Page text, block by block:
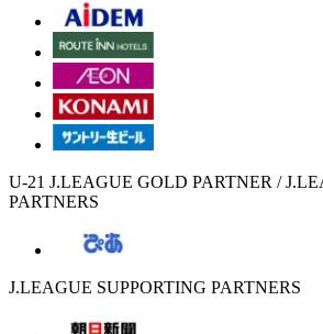
U-21 J.LEAGUE GOLD PARTNER /
PARTNERS
J.LEAGUE SUPPORTING PARTNERS